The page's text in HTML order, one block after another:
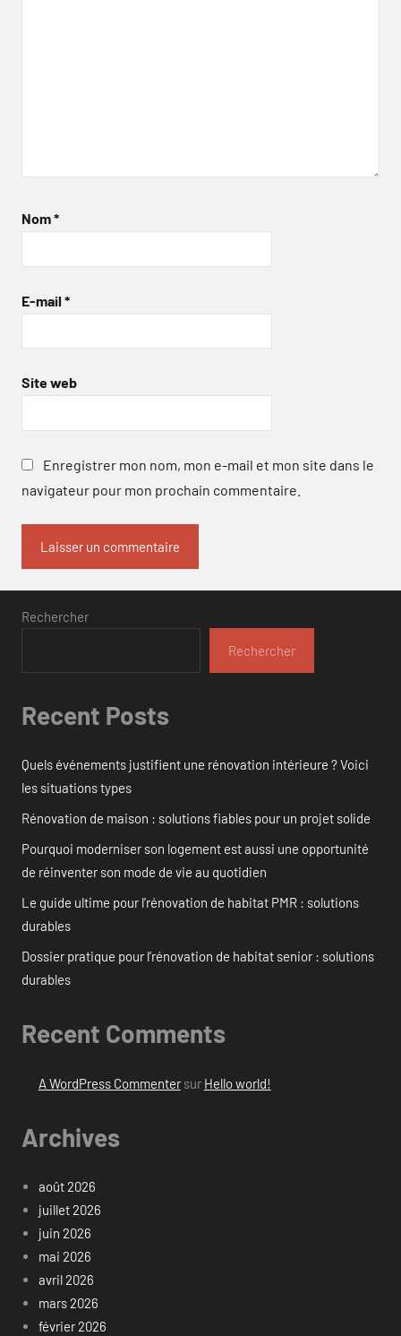
Nom*
E-mail *
Site web
Enregistrer mon nom, mon e-mail et mon site dans le
navigateur pour mon prochain commentaire.
Rechercher
Rechercher
Recent Posts
Quels événements justifient une rénovation intérieure ? Voici
les situations types
Rénovation de maison : solutions fiables pour un projet solide
Pourquoi moderniser son logement est aussi une opportunité
de réinventer son mode de vie au quotidien
Le guide ultime pour l’rénovation de habitat PMR : solutions
durables
Dossier pratique pour l’rénovation de habitat senior : solutions
durables
Recent Comments
A WordPress Commentersur Hello world!
Archives
août 2026
juillet 2026
juin 2026
mai 2026
avril 2026
mars 2026
février 2026